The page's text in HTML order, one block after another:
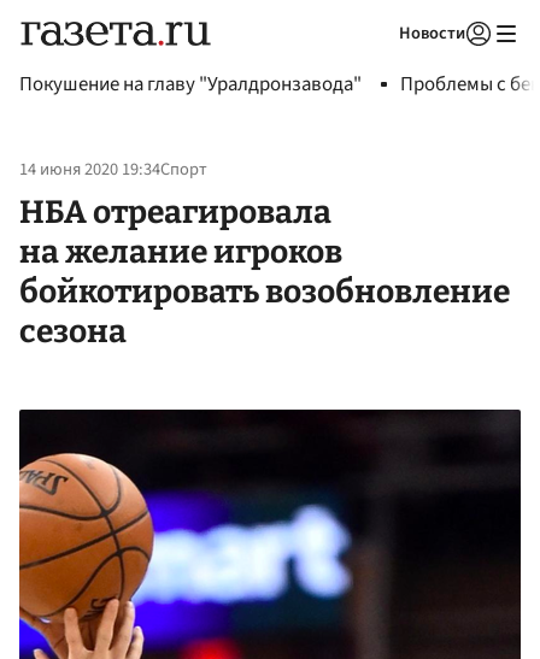
Новости
Покушение на главу "Уралдронзавода" Проблемы с
14 июня 2020 19:34Спорт
НБА отреагировала
на желание игроков
бойкотировать возобновление
сезона